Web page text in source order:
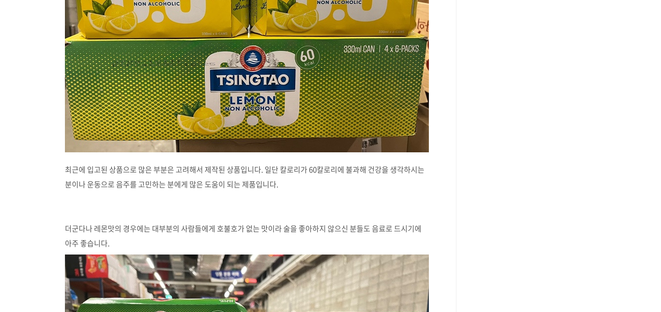
최근에 입고된 상품으로 많은 부분은 고려해서 제작된 상품입니다. 일단 칼로리가 60칼로리에 불과해 건강을 생각하시는
분이나 운동으로 음주를 고민하는 분에게 많은 도움이 되는 제품입니다.
더군다나 레몬맛의 경우에는 대부분의 사람들에게 호불호가 없는 맛이라 술을 좋아하지 않으신 분들도 음료로 드시기에
아주 좋습니다.